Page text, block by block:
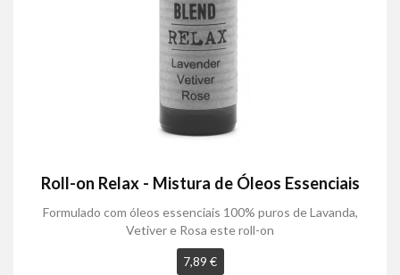
Roll-on Relax - Mistura de Óleos Essenciais
Formulado com óleos essenciais 100% puros de Lavanda,
Vetiver e Rosa este roll-on
7,89 €